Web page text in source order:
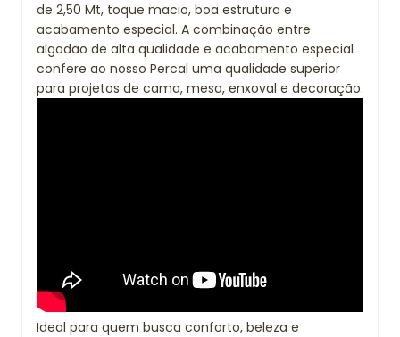
de 2,50 Mt, toque macio, boa estrutura e
acabamento especial. A combinação entre
algodão de alta qualidade e acabamento especial
confere ao nosso Percal uma qualidade superior
para projetos de cama, mesa, enxoval e decoração.
Ideal para quem busca conforto, beleza e